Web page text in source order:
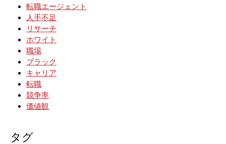
転職エージェント
人手不足
リサーチ
ホワイト
職場
ブラック
キャリア
転職
競争率
価値観
タグ